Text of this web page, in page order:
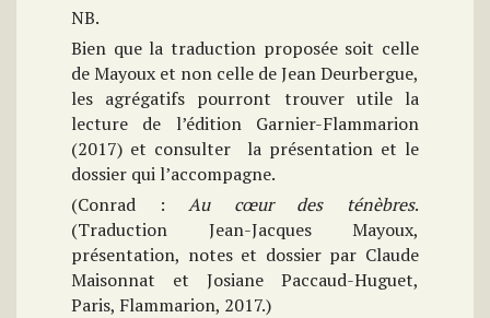
NB.
Bien que la traduction proposée soit celle
de Mayoux et non celle de Jean Deurbergue,
les agrégatifs pourront trouver utile la
lecture de l’édition Garnier-Flammarion
(2017) et consulter la présentation et le
dossier qui l’accompagne.
(Conrad :Au cœur des ténèbres.
(Traduction Jean-Jacques Mayoux,
présentation, notes et dossier par Claude
Maisonnat et Josiane Paccaud-Huguet,
Paris, Flammarion, 2017.)